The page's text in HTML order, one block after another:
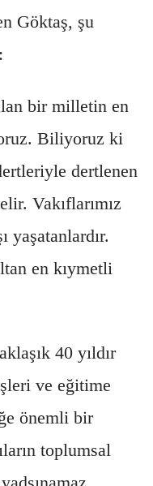
Göktaş, şu
bir milletin en
Biliyoruz ki
dertlenen
Vakıflarımız
yaşatanlardır.
en kıymetli
40 yıldır
ve eğitime
önemli bir
toplumsal